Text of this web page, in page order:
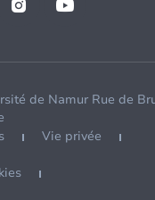
de Namur Rue de
Vie privée